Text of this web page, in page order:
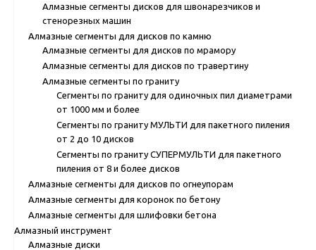
Алмазные сегменты дисков для швонарезчиков и
стенорезных машин
Алмазные сегменты для дисков по камню
Алмазные сегменты для дисков по мрамору
Алмазные сегменты для дисков по травертину
Алмазные сегменты по граниту
Сегменты по граниту для одиночных пил диаметрами
от 1000 мм и более
Сегменты по граниту МУЛЬТИ для пакетного пиления
от 2 до 10 дисков
Сегменты по граниту СУПЕРМУЛЬТИ для пакетного
пиления от 8 и более дисков
Алмазные сегменты для дисков по огнеупорам
Алмазные сегменты для коронок по бетону
Алмазные сегменты для шлифовки бетона
Алмазный инструмент
Алмазные диски